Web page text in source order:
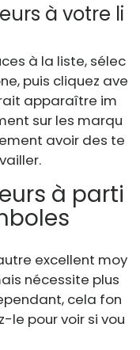
à votre li
à la liste, sélec
puis cliquez ave
apparaître im
sur les marqu
avoir des te
à parti
excellent moy
nécessite plus
cela fon
le pour voir si vou